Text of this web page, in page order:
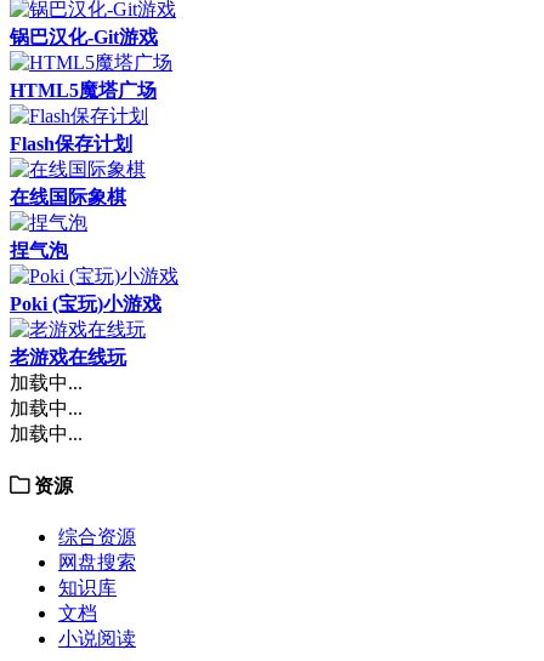
锅巴汉化-Git游戏
HTML5魔塔广场
Flash保存计划
在线国际象棋
捏气泡
Poki (宝玩)小游戏
老游戏在线玩
加载中...
加载中...
加载中...
资源
综合资源
网盘搜索
知识库
文档
小说阅读